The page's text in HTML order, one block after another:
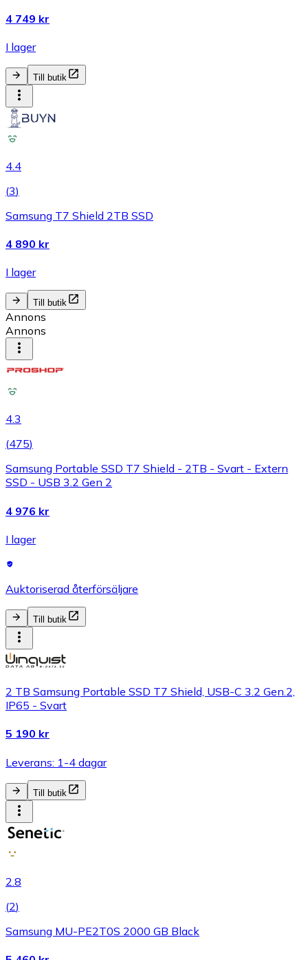
4 749 kr
I lager
Till butik
4.4
(3)
Samsung T7 Shield 2TB SSD
4 890 kr
I lager
Till butik
Annons
Annons
4.3
(475)
Samsung Portable SSD T7 Shield - 2TB - Svart - Extern
SSD - USB 3.2 Gen 2
4 976 kr
I lager
Auktoriserad återförsäljare
Till butik
2 TB Samsung Portable SSD T7 Shield, USB-C 3.2 Gen.2,
IP65 - Svart
5 190 kr
Leverans: 1-4 dagar
Till butik
2.8
(2)
Samsung MU-PE2T0S 2000 GB Black